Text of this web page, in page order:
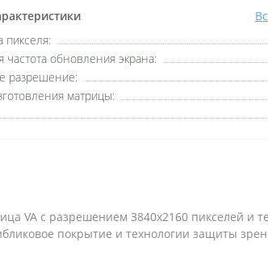
пикселя:
частота обновления экрана:
разрешение:
матрицы:
VA с разрешением 3840x2160 пикселей и
покрытие и технологии защиты